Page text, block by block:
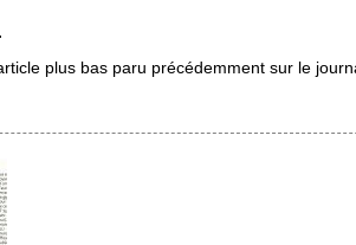
plus bas paru précédemment sur le